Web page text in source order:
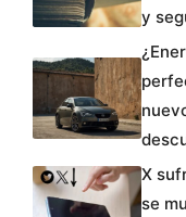
y
X
se